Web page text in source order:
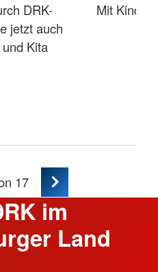
DRK-
jetzt auch
Kita
Mit
17
im
Land